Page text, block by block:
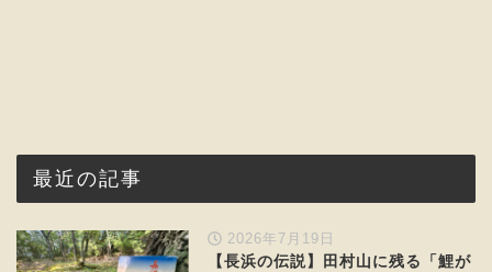
最近の記事
2026年7月19日
【長浜の伝説】田村山に残る「鯉が